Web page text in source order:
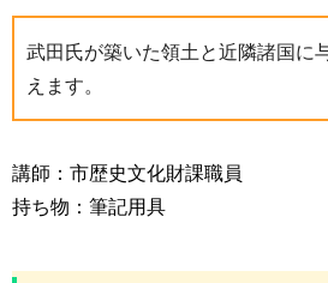
武田氏が築いた領土と近隣諸国に
えます。
講師：市歴史文化財課職員
持ち物：筆記用具